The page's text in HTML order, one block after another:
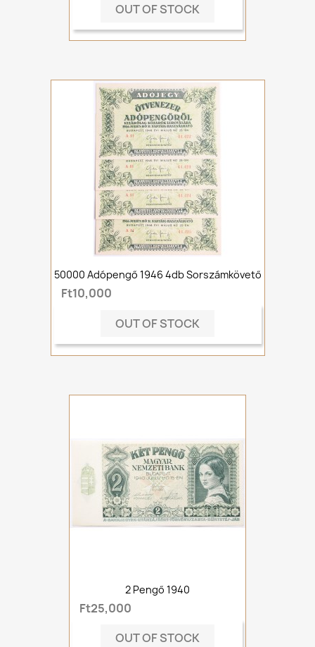
OUT OF STOCK
50000 Adópengő 1946 4db Sorszámkövető
Ft10,000
OUT OF STOCK
2 Pengő 1940
Ft25,000
OUT OF STOCK